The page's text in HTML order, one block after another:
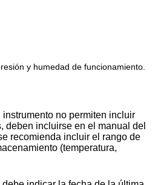
y humedad de funcionamiento.
no permiten incluir
deben incluirse en el manual del
recomienda incluir el rango de
(temperatura,